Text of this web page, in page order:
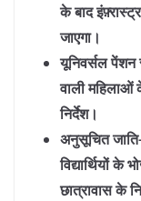
के बाद
जाएगा।
यूनिवर्सल पेंशन
वाली
निर्देश।
अनुसूचित
विद्यार्थियों के
छात्रावास के